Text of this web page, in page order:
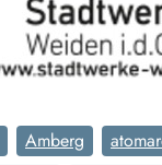
Amberg